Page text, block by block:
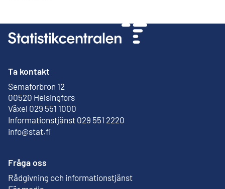
Ta kontakt
Semaforbron 12
00520 Helsingfors
Extern länk
Växel 029 551 1000
Informationstjänst 029 551 2220
info@stat.fi
Fråga oss
Rådgivning och informationstjänst